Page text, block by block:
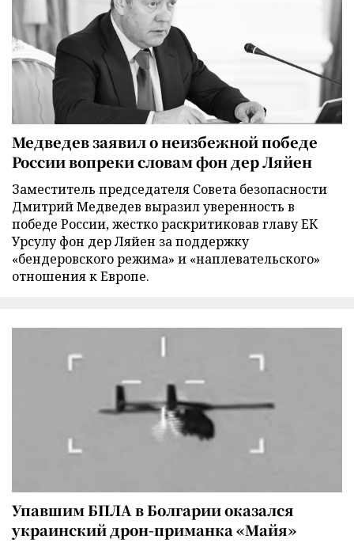
Медведев заявил о неизбежной победе
России вопреки словам фон дер Ляйен
Заместитель председателя Совета безопасности
Дмитрий Медведев выразил уверенность в
победе России, жестко раскритиковав главу ЕК
Урсулу фон дер Ляйен за поддержку
«бендеровского режима» и «наплевательского»
отношения к Европе.
Упавшим БПЛА в Болгарии оказался
украинский дрон-приманка «Майя»